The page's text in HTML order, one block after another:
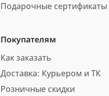
Подарочные сертификаты
Покупателям
Как заказать
Доставка: Курьером и ТК
Розничные скидки